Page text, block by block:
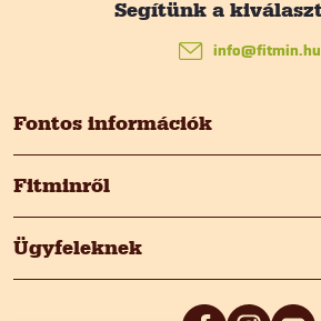
b
é
c
Fontos információk
Fitminről
Ügyfeleknek
info@fitmin.hu